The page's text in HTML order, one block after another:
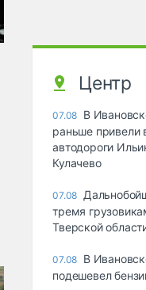
Центр
07.08 В
раньше привели
автодороги
Кулачево
07.08
тремя
Тверской
07.08 В
подешевел